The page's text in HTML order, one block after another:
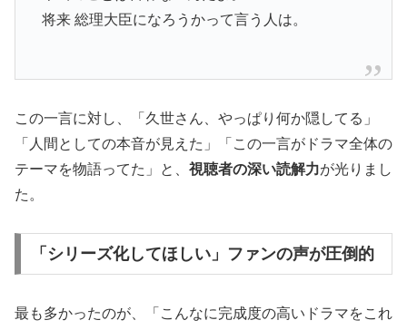
将来 総理大臣になろうかって言う人は。
この一言に対し、「久世さん、やっぱり何か隠してる」
「人間としての本音が見えた」「この一言がドラマ全体の
テーマを物語ってた」と、 視聴者の深い読解力が光りまし
た。
「シリーズ化してほしい」ファンの声が圧倒的
最も多かったのが、「こんなに完成度の高いドラマをこれ